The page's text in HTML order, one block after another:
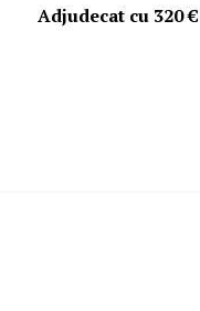
Adjudecat cu 320 €